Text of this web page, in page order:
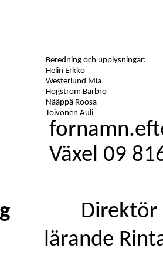
Beredning och upplysningar:
Helin Erkko
Westerlund Mia
Högström Barbro
Nääppä Roosa
Toivonen Auli
Växel 09
lärande